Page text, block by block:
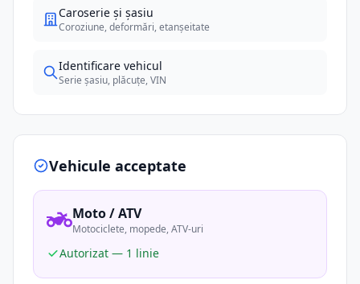
Caroserie și șasiu
Coroziune, deformări, etanșeitate
Identificare vehicul
Serie șasiu, plăcuțe, VIN
Vehicule acceptate
Moto / ATV
Motociclete, mopede, ATV-uri
Autorizat — 1 linie